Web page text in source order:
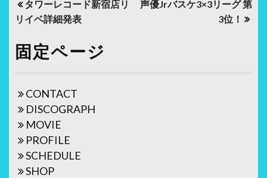
投
稿
ナ
ビ
ゲ
ー
シ
ョ
ン
タワーレコード新宿店リ
リイベ詳細発表
声優Jrバスケ3×3リーグ 第
3位！
固定ページ
CONTACT
DISCOGRAPH
MOVIE
PROFILE
SCHEDULE
SHOP